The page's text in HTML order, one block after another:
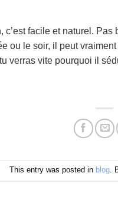
facile et naturel.
ou le soir, il peut
verras vite pourquoi il
This entry was posted in blog.